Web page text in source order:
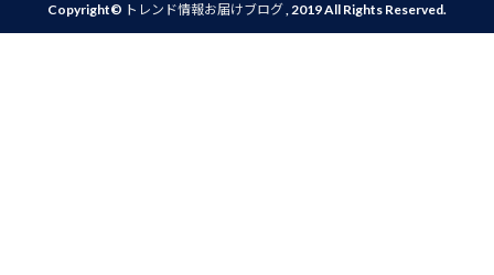
Copyright© トレンド情報お届けブログ, 2019 All Rights Reserved.